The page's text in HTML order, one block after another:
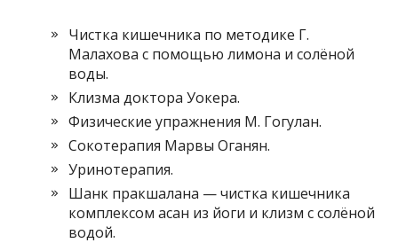
Чистка кишечника по методике Г.
Малахова с помощью лимона и солёной
воды.
Клизма доктора Уокера.
Физические упражнения М. Гогулан.
Сокотерапия Марвы Оганян.
Уринотерапия.
Шанк пракшалана — чистка кишечника
комплексом асан из йоги и клизм с солёной
водой.